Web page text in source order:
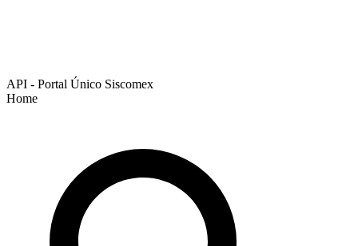
API - Portal Único Siscomex
Home